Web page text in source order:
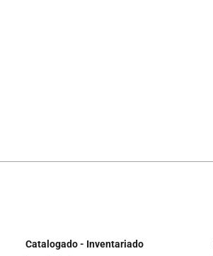
Catalogado - Inventariado